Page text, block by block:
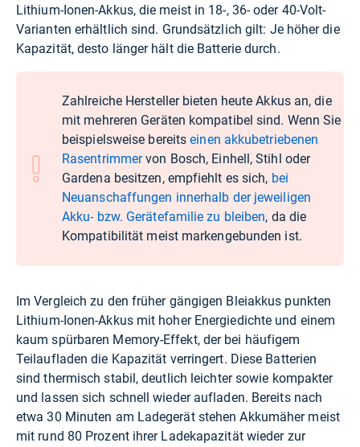
Lithium-Ionen-Akkus, die meist in 18-, 36- oder 40-Volt-
Varianten erhältlich sind. Grundsätzlich gilt: Je höher die
Kapazität, desto länger hält die Batterie durch.
Zahlreiche Hersteller bieten heute Akkus an, die
mit mehreren Geräten kompatibel sind. Wenn Sie
beispielsweise bereitseinen akkubetriebenen
Rasentrimmervon Bosch, Einhell, Stihl oder
Gardena besitzen, empfiehlt es sich, bei
Neuanschaffungen innerhalb der jeweiligen
Akku- bzw. Gerätefamilie zu bleiben, da die
Kompatibilität meist markengebunden ist.
Im Vergleich zu den früher gängigen Bleiakkus punkten
Lithium-Ionen-Akkus mit hoher Energiedichte und einem
kaum spürbaren Memory-Effekt, der bei häufigem
Teilaufladen die Kapazität verringert. Diese Batterien
sind thermisch stabil, deutlich leichter sowie kompakter
und lassen sich schnell wieder aufladen. Bereits nach
etwa 30 Minuten am Ladegerät stehen Akkumäher meist
mit rund 80 Prozent ihrer Ladekapazität wieder zur